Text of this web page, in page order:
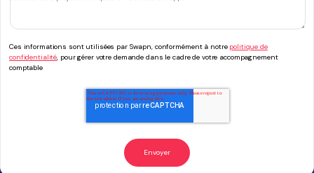
Ces informations sont utilisées par Swapn, conformément à notre politique de
confidentialité, pour gérer votre demande dans le cadre de votre accompagnement
comptable